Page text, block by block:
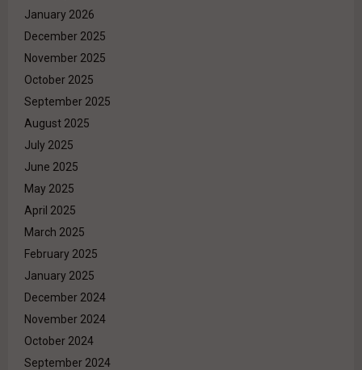
January 2026
December 2025
November 2025
October 2025
September 2025
August 2025
July 2025
June 2025
May 2025
April 2025
March 2025
February 2025
January 2025
December 2024
November 2024
October 2024
September 2024